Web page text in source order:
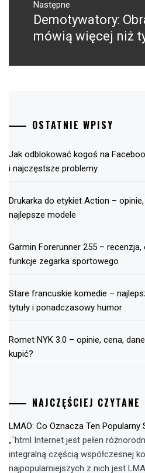
Następne
Następny
post:
Demotywatory:
mówią więcej niż
OSTATNIE WPISY
Jak odblokować kogoś na
i najczęstsze problemy
Drukarka do etykiet Action –
najlepsze modele
Garmin Forerunner 255 –
funkcje zegarka sportowego
Stare francuskie komedie –
tytuły i ponadczasowy humor
Romet NYK 3.0 – opinie, cena,
kupić?
NAJCZĘŚCIEJ CZYTANE
LMAO: Co Oznacza Ten Popularny
„`html Internet jest pełen
integralną częścią współczesnej
najpopularniejszych z nich jest